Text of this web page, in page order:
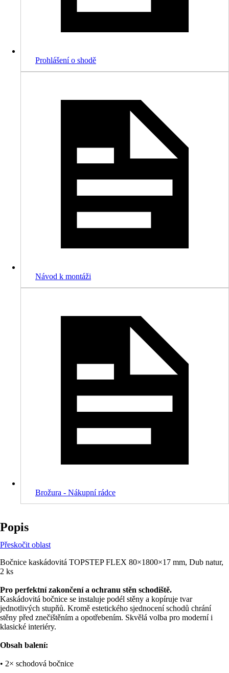
Prohlášení o shodě
Návod k montáži
Brožura - Nákupní rádce
Popis
Přeskočit oblast
Bočnice kaskádovitá TOPSTEP FLEX 80×1800×17 mm, Dub natur,
2 ks
Pro perfektní zakončení a ochranu stěn schodiště.
Kaskádovitá bočnice se instaluje podél stěny a kopíruje tvar
jednotlivých stupňů. Kromě estetického sjednocení schodů chrání
stěny před znečištěním a opotřebením. Skvělá volba pro moderní i
klasické interiéry.
Obsah balení:
• 2× schodová bočnice